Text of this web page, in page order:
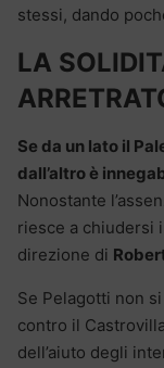
stessi, dando
LA
Se da un lato il
dall’altro è
Nonostante
riesce a chiudersi
direzione di
Se Pelagotti non
contro il
dell’aiuto degli